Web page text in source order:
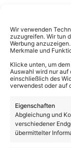
Wir verwenden
zuzugreifen. Wir tun
Werbung
Merkmale und
Klicke unten, um
Auswahl wird nur auf
einschließlich des
verwendest oder auf
Eigenschaften
Abgleichung und
verschiedener
übermittelter
Das